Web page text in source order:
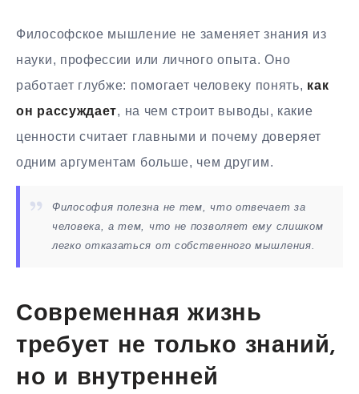
Философское мышление не заменяет знания из
науки, профессии или личного опыта. Оно
работает глубже: помогает человеку понять, как
он рассуждает, на чем строит выводы, какие
ценности считает главными и почему доверяет
одним аргументам больше, чем другим.
Философия полезна не тем, что отвечает за
человека, а тем, что не позволяет ему слишком
легко отказаться от собственного мышления.
Современная жизнь
требует не только знаний,
но и внутренней